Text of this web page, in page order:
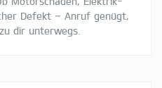
Defekt – Anruf genügt,
dir unterwegs.